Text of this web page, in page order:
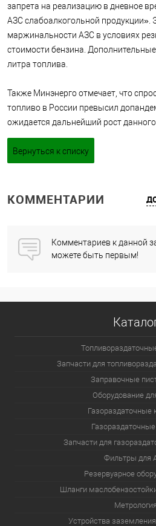
запрета на реализацию в дневное
АЗС слабоалкогольной продукции».
маржинальности АЗС в условиях
стоимости бензина.
литра топлива.
Также Минэнерго отмечает, что
топливо в России превысил
ожидается дальнейший рост данного
Вернуться к списку
КОММЕНТАРИИ
Комментариев к данной
можете быть первым!
Запчасти для
Заправочные
Оборудование
Газораздаточные
Запчасти для
Фильтры для
Резервуарное
Шланги
Метрология
Устройства